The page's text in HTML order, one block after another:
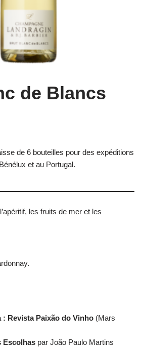
de Blancs
de 6 bouteilles pour des expéditions
et au Portugal.
les fruits de mer et les
: Revista Paixão do Vinho (Mars
Escolhas par João Paulo Martins